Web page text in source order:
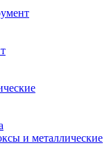
и металлические